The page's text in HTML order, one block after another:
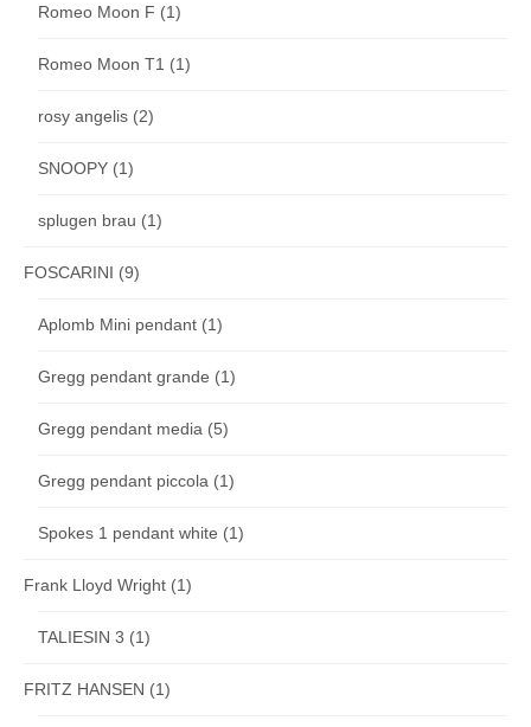
Romeo Moon F (1)
Romeo Moon T1 (1)
rosy angelis (2)
SNOOPY (1)
splugen brau (1)
FOSCARINI (9)
Aplomb Mini pendant (1)
Gregg pendant grande (1)
Gregg pendant media (5)
Gregg pendant piccola (1)
Spokes 1 pendant white (1)
Frank Lloyd Wright (1)
TALIESIN 3 (1)
FRITZ HANSEN (1)